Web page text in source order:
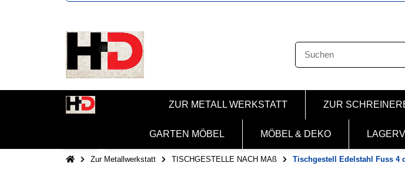
ZUR METALL WERKSTATT ZUR
GARTEN MÖBEL MÖBEL & DEKO
Zur Metallwerkstatt TISCHGESTELLE NACH MAß Tischgestell Edelstahl Fuss 4